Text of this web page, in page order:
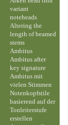
variant
noteheads
Altering the
length of beamed
stems
Ambitus
Ambitus after
key signature
Ambitus mit
vielen Stimmen
Notenkopfstile
basierend auf der
Tonleiterstufe
erstellen